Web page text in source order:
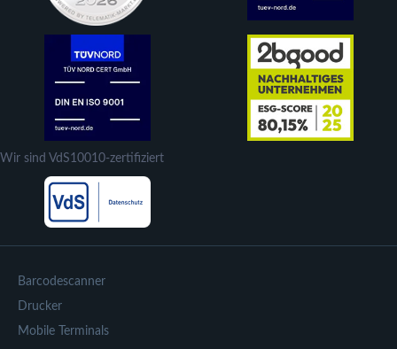
Wir sind VdS10010-zertifiziert
Barcodescanner
Drucker
Mobile Terminals